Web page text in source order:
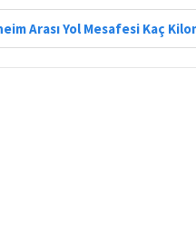
Arası Yol Mesafesi Kaç